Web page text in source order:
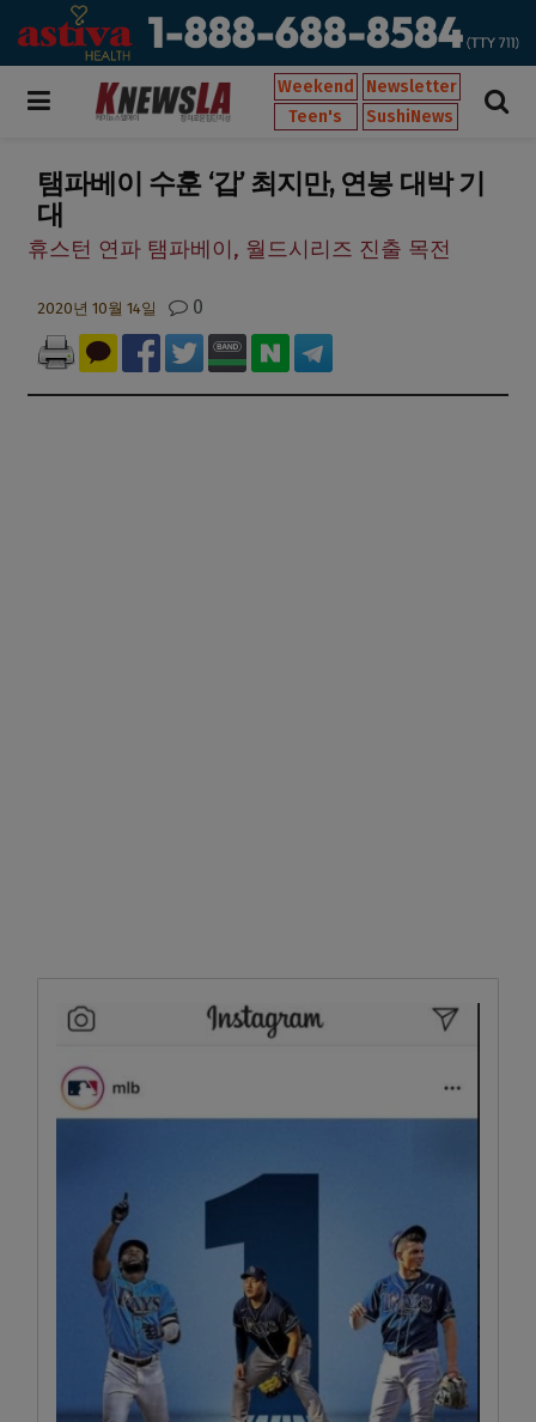
Weekend
Newsletter
Teen's
SushiNews
탬파베이 수훈 ‘갑’ 최지만, 연봉 대박 기
대
휴스턴 연파 탬파베이, 월드시리즈 진출 목전
2020년 10월 14일 0